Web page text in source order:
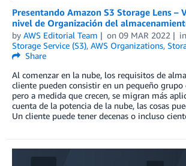
Presentando Amazon S3 Storage Lens –
nivel de Organización del
by AWS Editorial Team on 09 MAR 2022 in
Storage Service (S3), AWS Organizations,
Share
Al comenzar en la nube, los requisitos de
cliente pueden consistir en un pequeño grupo
pero a medida que crecen, se migran más
cuenta de la potencia de la nube, las cosas
Un cliente puede tener decenas o incluso